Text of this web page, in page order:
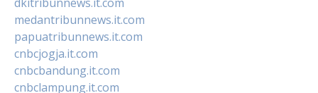
medantribunnews.it.com
papuatribunnews.it.com
cnbcjogja.it.com
cnbcbandung.it.com
cnbclampung.it.com